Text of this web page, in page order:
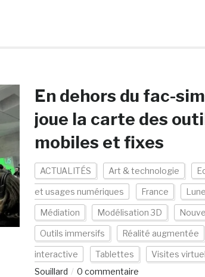
En dehors du fac-
joue la carte des
mobiles et fixes
ACTUALITÉS Art & technologie
et usages numériques France
Médiation Modélisation 3D
Outils immersifs Réalité augmentée
interactive Tablettes Visites
Souillard
0 commentaire